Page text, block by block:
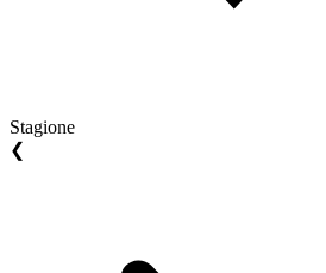
Stagione
❮